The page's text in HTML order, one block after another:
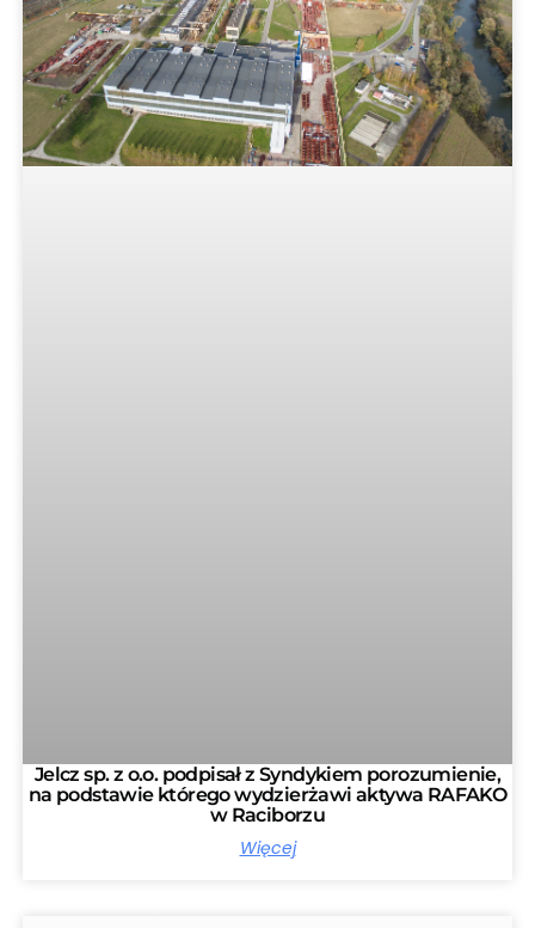
Jelcz sp. z o.o. podpisał z Syndykiem porozumienie,
na podstawie którego wydzierżawi aktywa RAFAKO
w Raciborzu
Więcej